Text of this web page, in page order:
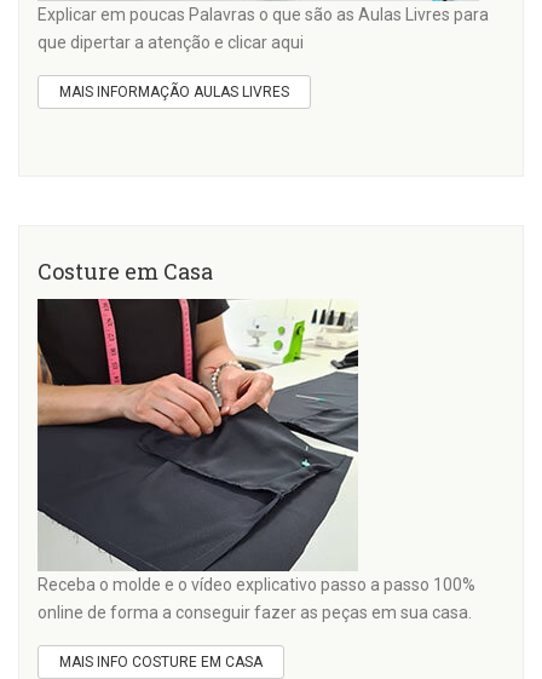
Explicar em poucas Palavras o que são as Aulas Livres para
que dipertar a atenção e clicar aqui
MAIS INFORMAÇÃO AULAS LIVRES
Costure em Casa
Receba o molde e o vídeo explicativo passo a passo 100%
online de forma a conseguir fazer as peças em sua casa.
MAIS INFO COSTURE EM CASA